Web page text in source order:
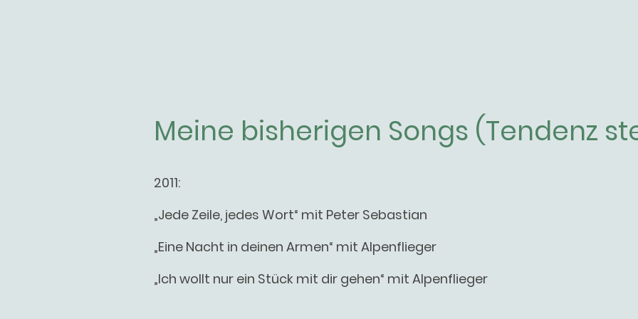
Meine bisherigen Songs (Tendenz
2011:
„Jede Zeile, jedes Wort“ mit Peter Sebastian
„Eine Nacht in deinen Armen“ mit Alpenflieger
„Ich wollt nur ein Stück mit dir gehen“ mit Alpenflieger